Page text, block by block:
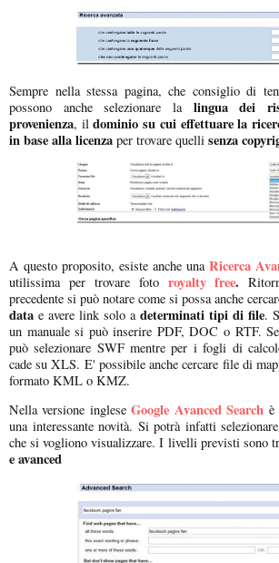
Sempre nella stessa pagina, che consiglio di
possono anche selezionare la lingua dei
provenienza, ildominio su cui effettuare la
in base alla licenza per trovare quelli senza
A questo proposito, esiste anche una Ricerca
utilissima per trovare foto royalty free.
precedente si può notare come si possa anche
data e avere link solo adeterminati tipi di file.
un manuale si può inserire PDF, DOC o RTF.
può selezionare SWF mentre per i fogli di
cade su XLS. E' possibile anche cercare file di
formato KML o KMZ.
Nella versione ingleseGoogle Avanced Search è
una interessante novità. Si potrà infatti selezionare
che si vogliono visualizzare. I livelli previsti sono
e avanced